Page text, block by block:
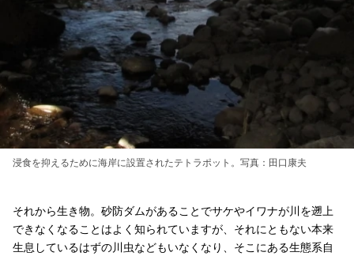
浸食を抑えるために海岸に設置されたテトラポット。写真：田口康夫
それから生き物。砂防ダムがあることでサケやイワナが川を遡上
できなくなることはよく知られていますが、それにともない本来
生息しているはずの川虫などもいなくなり、そこにある生態系自